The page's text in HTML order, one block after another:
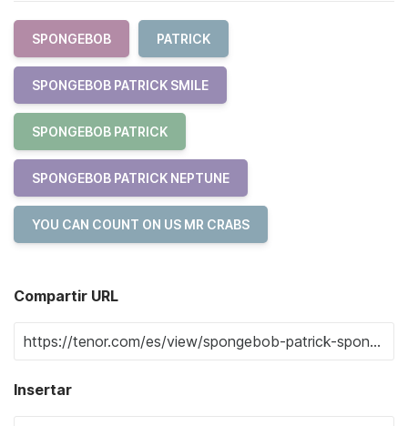
SPONGEBOB PATRICK
SPONGEBOB PATRICK SMILE
SPONGEBOB PATRICK
SPONGEBOB PATRICK NEPTUNE
YOU CAN COUNT ON US MR CRABS
Compartir URL
Insertar